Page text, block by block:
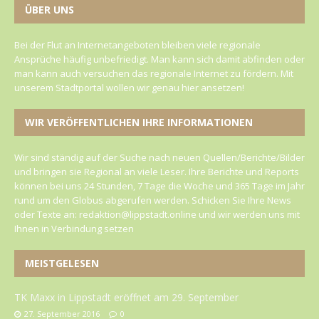
ÜBER UNS
Bei der Flut an Internetangeboten bleiben viele regionale
Ansprüche häufig unbefriedigt. Man kann sich damit abfinden oder
man kann auch versuchen das regionale Internet zu fördern. Mit
unserem Stadtportal wollen wir genau hier ansetzen!
WIR VERÖFFENTLICHEN IHRE INFORMATIONEN
Wir sind ständig auf der Suche nach neuen Quellen/Berichte/Bilder
und bringen sie Regional an viele Leser. Ihre Berichte und Reports
können bei uns 24 Stunden, 7 Tage die Woche und 365 Tage im Jahr
rund um den Globus abgerufen werden. Schicken Sie Ihre News
oder Texte an: redaktion@lippstadt.online und wir werden uns mit
Ihnen in Verbindung setzen
MEISTGELESEN
TK Maxx in Lippstadt eröffnet am 29. September
27. September 2016 0